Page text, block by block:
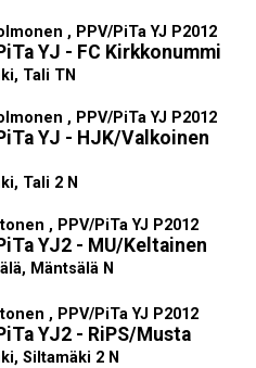
, PPV/PiTa YJ P2012
YJ - FC Kirkkonummi
Tali TN
, PPV/PiTa YJ P2012
YJ - HJK/Valkoinen
Tali 2 N
, PPV/PiTa YJ P2012
YJ2 - MU/Keltainen
Mäntsälä N
, PPV/PiTa YJ P2012
YJ2 - RiPS/Musta
Siltamäki 2 N